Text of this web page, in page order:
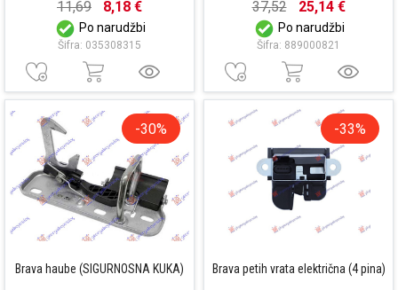
11,69 8,18 €
Po narudžbi
Šifra: 035308315
37,52 25,14 €
Po narudžbi
Šifra: 889000821
-30%
Brava haube (SIGURNOSNA KUKA)
-33%
Brava petih vrata električna (4 pina)